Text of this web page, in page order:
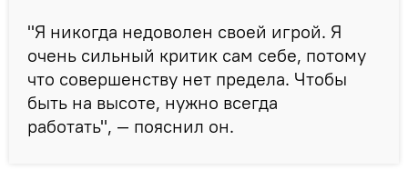
"Я никогда недоволен своей игрой. Я
очень сильный критик сам себе, потому
что совершенству нет предела. Чтобы
быть на высоте, нужно всегда
работать", — пояснил он.